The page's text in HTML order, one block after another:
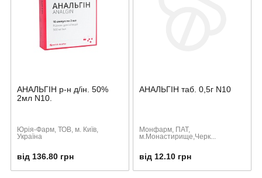
АНАЛЬГІН р-н д/ін. 50%
2мл N10.
Юрія-Фарм, ТОВ, м. Київ,
Україна
від 136.80 грн
АНАЛЬГІН таб. 0,5г N10
Монфарм, ПАТ,
м.Монастирище,Черк...
від 12.10 грн